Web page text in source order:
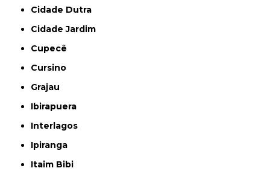
Cidade Dutra
Cidade Jardim
Cupecê
Cursino
Grajau
Ibirapuera
Interlagos
Ipiranga
Itaim Bibi